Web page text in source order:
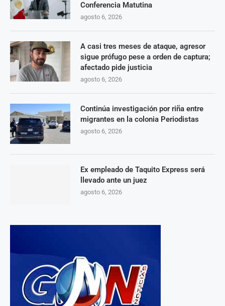
Conferencia Matutina
agosto 6, 2026
A casi tres meses de ataque, agresor
sigue prófugo pese a orden de captura;
afectado pide justicia
agosto 6, 2026
Continúa investigación por riña entre
migrantes en la colonia Periodistas
agosto 6, 2026
Ex empleado de Taquito Express será
llevado ante un juez
agosto 6, 2026